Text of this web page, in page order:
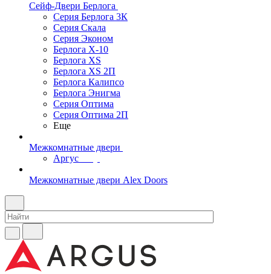
Сейф-Двери Берлога
Серия Берлога 3К
Серия Скала
Серия Эконом
Берлога X-10
Берлога XS
Берлога XS 2П
Берлога Калипсо
Берлога Энигма
Серия Оптима
Серия Оптима 2П
Еще
Межкомнатные двери
Аргус
Межкомнатные двери Alex Doors